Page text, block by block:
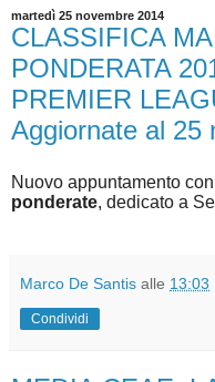
martedì 25 novembre 2014
CLASSIFICA
PONDERATA
PREMIER
Aggiornate al 25
Nuovo appuntamento
ponderate, dedicato a
Marco De Santis alle 13:03
Condividi